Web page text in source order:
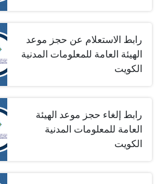
رابط الاستعلام عن حجز موعد
الهيئة العامة للمعلومات المدنية
الكويت
رابط إلغاء حجز موعد الهيئة
العامة للمعلومات المدنية
الكويت